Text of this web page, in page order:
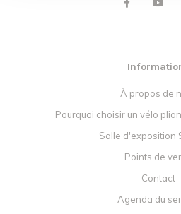
À propos de
Pourquoi choisir un vélo
Salle d'exposition
Points de
Contact
Agenda du